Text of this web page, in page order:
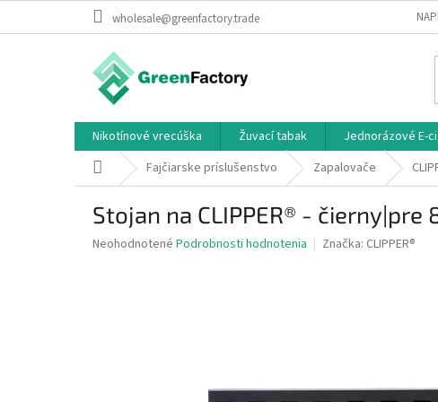
wholesale@greenfactory.trade
Nikotínové vrecúška Žuvací tabak Jednorázové E-
DomovFajčiarske príslušenstvo Zapalovače
Stojan na CLIPPER® - čierny|pre
Priemerné
Neohodnotené Podrobnosti hodnotenia Značka: CLIPPER®